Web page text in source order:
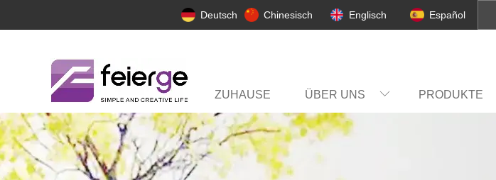
Deutsch Chinesisch Englisch Español
ZUHAUSE ÜBER UNS PRODUKTE